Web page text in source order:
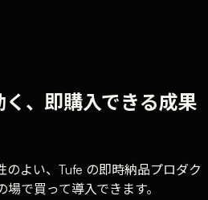
く、即購入できる成果
のよい、Tufe の即時納品プロダク
で買って導入できます。